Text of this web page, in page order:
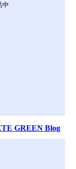
中
GREEN Blog